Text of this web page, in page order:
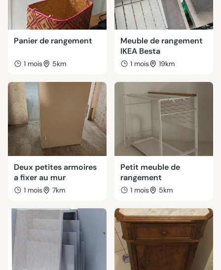
Panier de rangement
1 mois 5km
Meuble de rangement
IKEA Besta
1 mois 19km
Deux petites armoires
a fixer au mur
1 mois 7km
Petit meuble de
rangement
1 mois 5km